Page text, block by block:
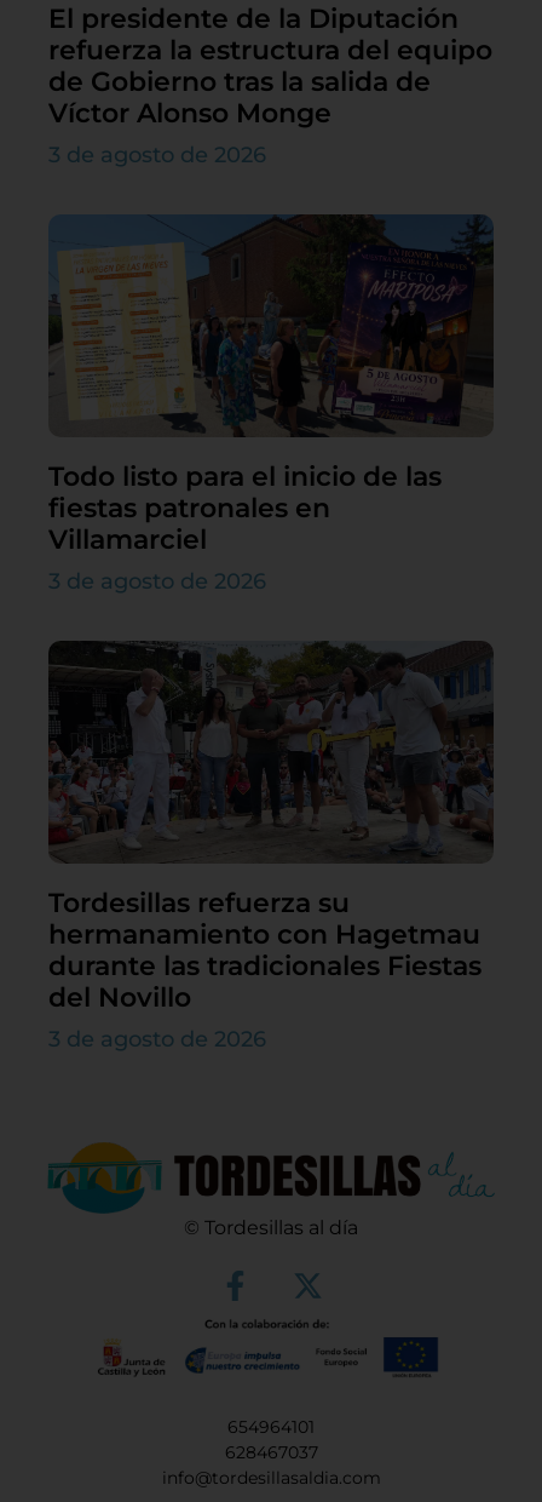
El presidente de la Diputación
refuerza la estructura del equipo
de Gobierno tras la salida de
Víctor Alonso Monge
3 de agosto de 2026
Todo listo para el inicio de las
fiestas patronales en
Villamarciel
3 de agosto de 2026
Tordesillas refuerza su
hermanamiento con Hagetmau
durante las tradicionales Fiestas
del Novillo
3 de agosto de 2026
© Tordesillas al día
654964101
628467037
info@tordesillasaldia.com